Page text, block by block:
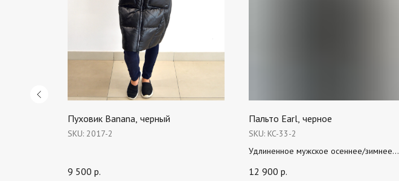
Пуховик Banana, черный
SKU: 2017-2
9 500 р.
Пальто Earl, черное
SKU: KC-33-2
Удлиненное мужское осеннее/зимнее
своей длине по колено. Тренд сезона.
12 900 р.